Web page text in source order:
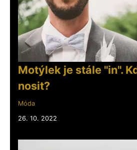
Motýlek je stále "in".
nosit?
Móda
26. 10. 2022